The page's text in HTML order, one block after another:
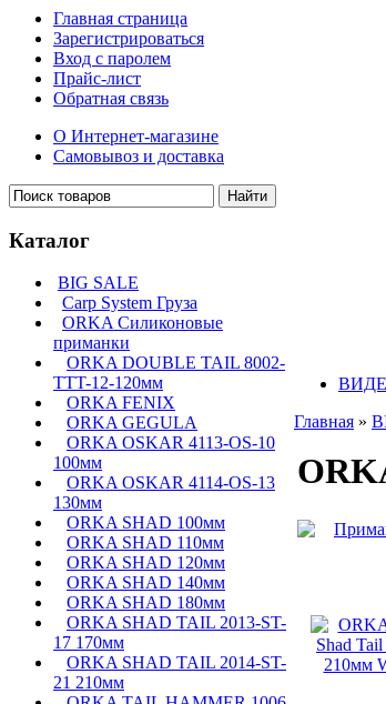
Главная страница
Зарегистрироваться
Вход с паролем
Прайс-лист
Обратная связь
О Интернет-магазине
Самовывоз и доставка
Каталог
BIG SALE
Carp System Груза
ORKA Силиконовые
приманки
ORKA DOUBLE TAIL 8002-
TTT-12-120мм
ORKA FENIX
ORKA GEGULA
ORKA OSKAR 4113-OS-10
100мм
ORKA OSKAR 4114-OS-13
130мм
ORKA SHAD 100мм
ORKA SHAD 110мм
ORKA SHAD 120мм
ORKA SHAD 140мм
ORKA SHAD 180мм
ORKA SHAD TAIL 2013-ST-
17 170мм
ORKA SHAD TAIL 2014-ST-
21 210мм
Главная »